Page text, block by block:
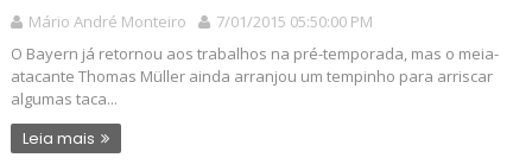
Mário André Monteiro
7/01/2015 05:50:00 PM
O Bayern já retornou aos trabalhos na pré-temporada, mas o meia-
atacante Thomas Müller ainda arranjou um tempinho para arriscar
algumas taca...
Leia mais